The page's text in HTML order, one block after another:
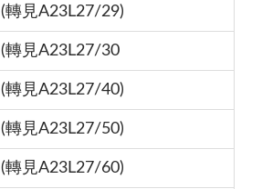
(轉見A23L27/29)
(轉見A23L27/30
(轉見A23L27/40)
(轉見A23L27/50)
(轉見A23L27/60)